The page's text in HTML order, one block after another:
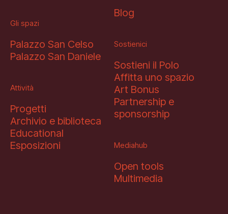
Gli spazi
Palazzo San Celso
Palazzo San Daniele
Attività
Progetti
Archivio e biblioteca
Educational
Esposizioni
Blog
Sostienici
Sostieni il Polo
Affitta uno spazio
Art Bonus
Partnership e
sponsorship
Mediahub
Open tools
Multimedia